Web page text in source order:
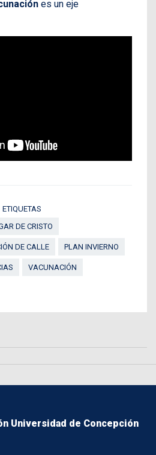
es un eje
ETIQUETAS
DE CRISTO
DE CALLE PLAN INVIERNO
VACUNACIÓN
Universidad de Concepción